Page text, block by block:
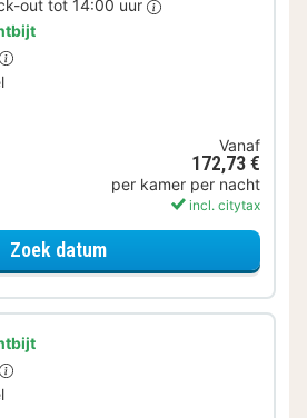
out tot 14:00 uur
Vanaf
172,73 €
per kamer per nacht
incl. citytax
Zoek datumvoor Later Uitchecken